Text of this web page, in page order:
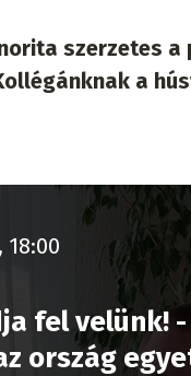
szerzetes
a
18:00
fel velünk!
ország